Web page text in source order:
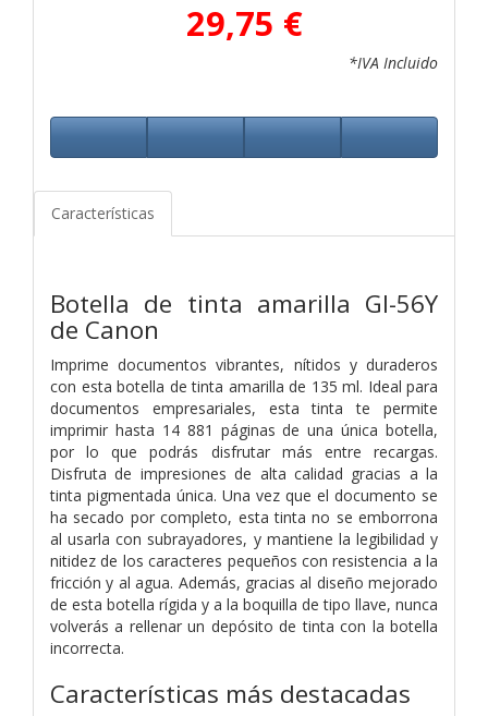
29,75 €
*IVA Incluido
Características
Botella de tinta amarilla GI-56Y
de Canon
Imprime documentos vibrantes, nítidos y duraderos
con esta botella de tinta amarilla de 135 ml. Ideal para
documentos empresariales, esta tinta te permite
imprimir hasta 14 881 páginas de una única botella,
por lo que podrás disfrutar más entre recargas.
Disfruta de impresiones de alta calidad gracias a la
tinta pigmentada única. Una vez que el documento se
ha secado por completo, esta tinta no se emborrona
al usarla con subrayadores, y mantiene la legibilidad y
nitidez de los caracteres pequeños con resistencia a la
fricción y al agua. Además, gracias al diseño mejorado
de esta botella rígida y a la boquilla de tipo llave, nunca
volverás a rellenar un depósito de tinta con la botella
incorrecta.
Características más destacadas